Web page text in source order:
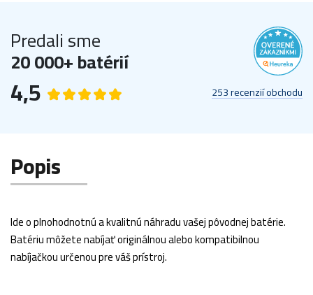
Predali sme
20 000+ batérií
4,5 253 recenzií obchodu
Popis
Ide o plnohodnotnú a kvalitnú náhradu vašej pôvodnej batérie.
Batériu môžete nabíjať originálnou alebo kompatibilnou
nabíjačkou určenou pre váš prístroj.